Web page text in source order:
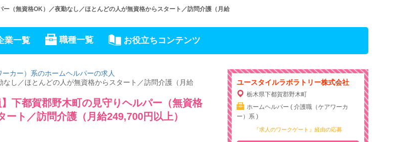
（無資格OK）／夜勤なし／ほとんどの人が無資格からスタート／訪問介護（月給
業一覧 職種一覧 お役立ちコンテンツ
カー）系のホームヘルパーの求人
し／ほとんどの人が無資格からスタート／訪問介護（月給
下都賀郡野木町の見守りヘルパー（無資格
ト／訪問介護（月給249,700円以上）
ユースタイルラボラトリー株式会社
栃木県下都賀郡野木町
ホームヘルパー ( 介護職（ケアワーカ
ー）系 )
『求人のワークゲート』経由の応募